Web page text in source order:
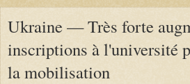
Ukraine — Très forte
inscriptions à l'université
la mobilisation